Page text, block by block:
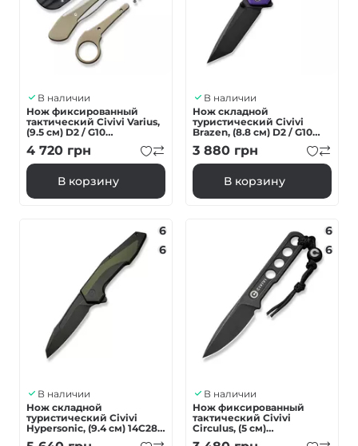
В наличии
Нож фиксированный
тактический Civivi Varius,
(9.5 см) D2 / G10
коричневый
4 720 грн
В корзину
В наличии
Нож складной
туристический Civivi
Brazen, (8.8 см) D2 / G10
фиолетовый
3 880 грн
В корзину
6
6
В наличии
Нож складной
туристический Civivi
Hypersonic, (9.4 см) 14C28N
/ Steel & G10 черно-
6
6
В наличии
Нож фиксированный
тактический Civivi
Circulus, (5 см)
10Cr15CoMoV черный с